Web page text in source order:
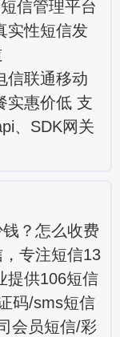
信管理平台
实性短信发
信联通移动
实惠价低 支
、SDK网关
？怎么收费
专注短信13
提供106短信
码/sms短信
会员短信/彩